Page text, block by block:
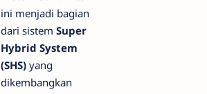
ini menjadi bagian
dari sistem Super
Hybrid System
(SHS) yang
dikembangkan